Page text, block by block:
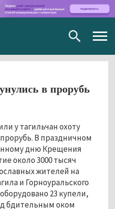
в прорубь
у тагильчан охоту
В праздничном
дню Крещения
около 3000 тысяч
жителей на
и Горноуральского
23 купели,
бдительным оком